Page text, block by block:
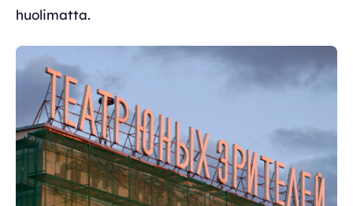
huolimatta.